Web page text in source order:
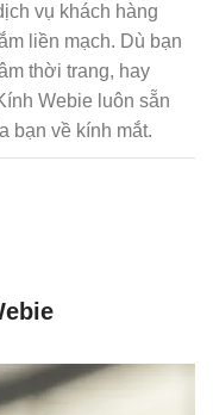
vụ khách hàng
liền mạch. Dù bạn
thời trang, hay
Webie luôn sẵn
bạn về kính mắt.